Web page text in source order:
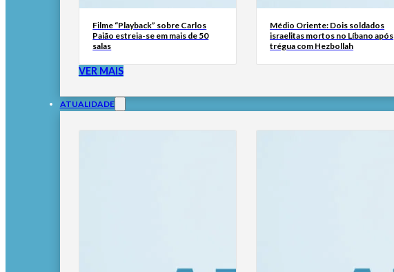
Filme “Playback” sobre Carlos
Paião estreia-se em mais de 50
salas
Médio Oriente: Dois soldados
israelitas mortos no Líbano após
trégua com Hezbollah
VER MAIS
ATUALIDADE